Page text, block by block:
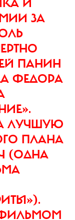
И
ЗА
ПАНИН
ФЕДОРА
ЛУЧШУЮ
ПЛАНА
(ОДНА